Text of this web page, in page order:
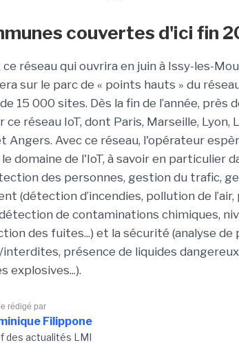
couvertes d'ici fin
ce réseau qui ouvrira en juin à Issy-les-
sur le parc de « points hauts » du
15 000 sites. Dès la fin de l’année, près
réseau IoT, dont Paris, Marseille, Lyon,
Angers. Avec ce réseau, l'opérateur
domaine de l'IoT, à savoir en particulier
des personnes, gestion du trafic,
(détection d’incendies, pollution de
de contaminations chimiques,
des fuites...) et la sécurité (analyse de
présence de liquides
explosives...).
rédigé par
Filippone
des actualités LMI